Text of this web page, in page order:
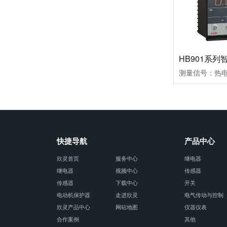
快捷导航
欣灵首页
服务中心
继电器
视频中心
传感器
下载中心
电动机保护器
走进欣灵
欣灵产品中心
网站地图
合作案例
产品中心
继电器
传感器
开关
电气传动与控制
仪器仪表
其他